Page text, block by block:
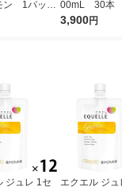
ン 1パック
（イチオ
00mL 30本
イ 栄養ドリ
3,900円
ジュレ 1セ
エクエル ジ